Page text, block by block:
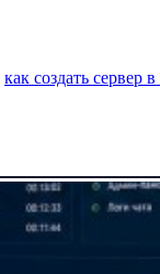
как создать сервер